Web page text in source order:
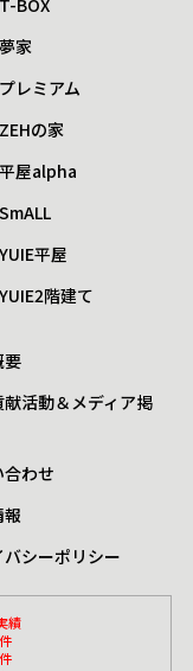
T-BOX
夢家
プレミアム
ZEHの家
平屋alpha
SmALL
YUIE平屋
YUIE2階建て
要
活動＆メディア掲
わせ
バシーポリシー
績